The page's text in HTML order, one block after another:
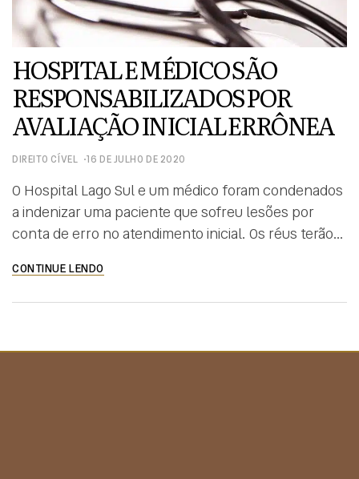
HOSPITAL E MÉDICO SÃO
RESPONSABILIZADOS POR
AVALIAÇÃO INICIAL ERRÔNEA
DIREITO CÍVEL 16 DE JULHO DE 2020
O Hospital Lago Sul e um médico foram condenados
a indenizar uma paciente que sofreu lesões por
conta de erro no atendimento inicial. Os réus terão
com despesas médicas. A decisão é da 10ª Vara Cível
de Brasília. Narra a autora que estava no colégio,
CONTINUE LENDO